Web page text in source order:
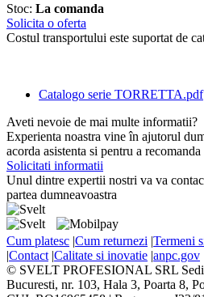
Stoc: La comanda
Solicita o oferta
Costul transportului este suportat de
Catalogo serie TORRETTA.pdf
Aveti nevoie de mai multe informatii?
Experienta noastra vine în ajutorul
acorda asistenta si pentru a
Solicitati informatii
Unul dintre expertii nostri va va
partea dumneavoastra
Cum platesc |Cum returnezi |Termeni
|Contact |Calitate si inovatie |anpc.gov
© SVELT PROFESIONAL SRL
Bucuresti, nr. 103, Hala 3, Poarta 8,